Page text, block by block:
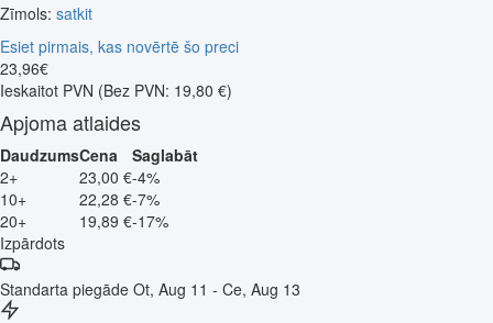
Zīmols: satkit
Esiet pirmais, kas novērtē šo preci
23,96€
Ieskaitot PVN (Bez PVN: 19,80 €)
Apjoma atlaides
DaudzumsCena
Saglabāt
2+
23,00 €-4%
10+
22,28 €-7%
20+
19,89 €-17%
Izpārdots
Standarta piegāde Ot, Aug 11 - Ce, Aug 13